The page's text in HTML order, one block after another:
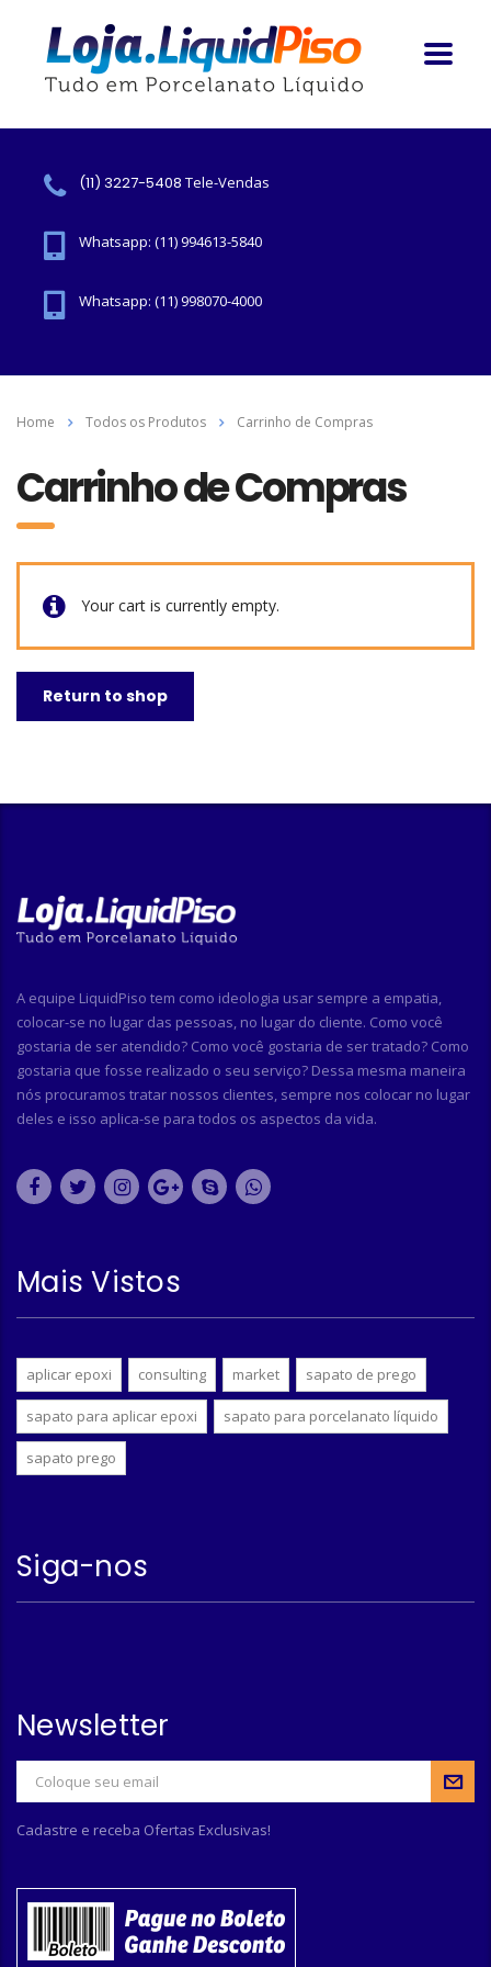
(11) 3227-5408 Tele-Vendas
Whatsapp: (11) 994613-5840
Whatsapp: (11) 998070-4000
Home Todos os Produtos Carrinho de Compras
Carrinho de Compras
Your cart is currently empty.
Return to shop
A equipe LiquidPiso tem como ideologia usar sempre a empatia,
colocar-se no lugar das pessoas, no lugar do cliente. Como você
gostaria de ser atendido? Como você gostaria de ser tratado? Como
gostaria que fosse realizado o seu serviço? Dessa mesma maneira
nós procuramos tratar nossos clientes, sempre nos colocar no lugar
deles e isso aplica-se para todos os aspectos da vida.
Mais Vistos
aplicar epoxi consulting market sapato de prego
sapato para aplicar epoxi sapato para porcelanato líquido
sapato prego
Siga-nos
Newsletter
Cadastre e receba Ofertas Exclusivas!